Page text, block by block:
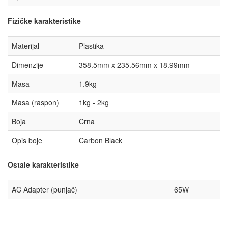
Fizičke karakteristike
Materijal
Plastika
Dimenzije
358.5mm x 235.56mm x 18.99mm
Masa
1.9kg
Masa (raspon)
1kg - 2kg
Boja
Crna
Opis boje
Carbon Black
Ostale karakteristike
AC Adapter (punjač) 65W